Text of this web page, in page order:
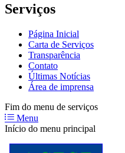
Serviços
Página Inicial
Carta de Serviços
Transparência
Contato
Últimas Notícias
Área de imprensa
Fim do menu de serviços
Menu
Início do menu principal